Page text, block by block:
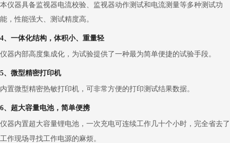
本仪器具备监视器电流校验、监视器动作测试和电流测量等多种测试功
能，性能强大、测试精度高。
4、一体化结构，体积小、重量轻
仪器内部高度集成化，为试验提供了一种最为简单便捷的试验手段。
5、微型精密打印机
内置微型精密热敏打印机，可非常方便的打印测试结果数据。
6、超大容量电池，简单便携
仪器内置超大容量锂电池，一次充电可连续工作几十个小时，完全省去了
工作现场寻找工作电源的麻烦。